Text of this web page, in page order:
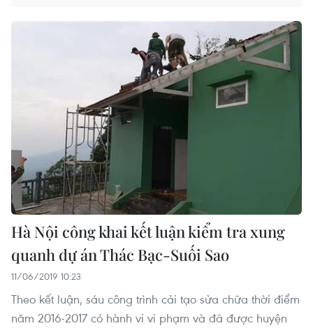
Hà Nội công khai kết luận kiểm tra xung
quanh dự án Thác Bạc-Suối Sao
11/06/2019 10:23
Theo kết luận, sáu công trình cải tạo sửa chữa thời điểm
năm 2016-2017 có hành vi vi phạm và đã được huyện